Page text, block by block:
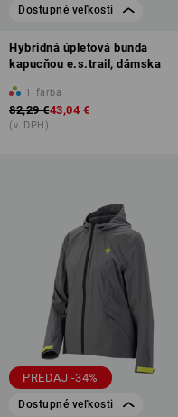
Dostupné veľkosti
Hybridná úpletová bunda
kapucňou e.s.trail, dámska
1 farba
82,29 €43,04 €
(v. DPH)
PREDAJ -34%
Dostupné veľkosti